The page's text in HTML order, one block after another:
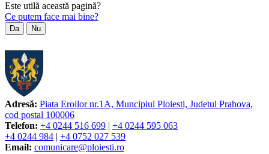
Este utilă această pagină?
Ce putem face mai bine?
Da Nu
Adresă: Piata Eroilor nr.1A, Muncipiul Ploiesti, Judetul Prahova,
cod postal 100006
Telefon: +4 0244 516 699
+4 0244 595 063
+4 0244 984
+4 0752 027 539
Email: comunicare@ploiesti.ro